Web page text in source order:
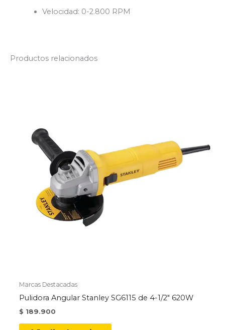
Velocidad: 0-2.800 RPM
Productos relacionados
Marcas Destacadas
Pulidora Angular Stanley SG6115 de 4-1/2″ 620W
$ 189.900